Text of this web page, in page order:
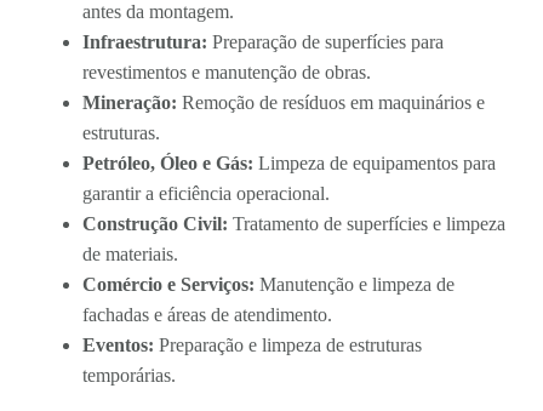
antes da montagem.
Infraestrutura: Preparação de superfícies para
revestimentos e manutenção de obras.
Mineração: Remoção de resíduos em maquinários e
estruturas.
Petróleo, Óleo e Gás: Limpeza de equipamentos para
garantir a eficiência operacional.
Construção Civil: Tratamento de superfícies e limpeza
de materiais.
Comércio e Serviços: Manutenção e limpeza de
fachadas e áreas de atendimento.
Eventos: Preparação e limpeza de estruturas
temporárias.